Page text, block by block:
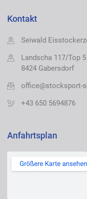
Kontakt
Seiwald
Landscha 117/Top 5
8424 Gabersdorf
office@stocksport-
+43 650 5694876
Anfahrtsplan